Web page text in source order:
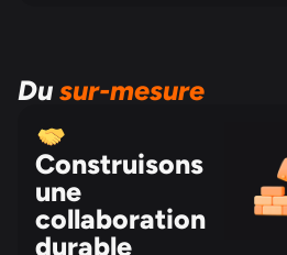
Du sur-mesure
Construisons
une
collaboration
durable